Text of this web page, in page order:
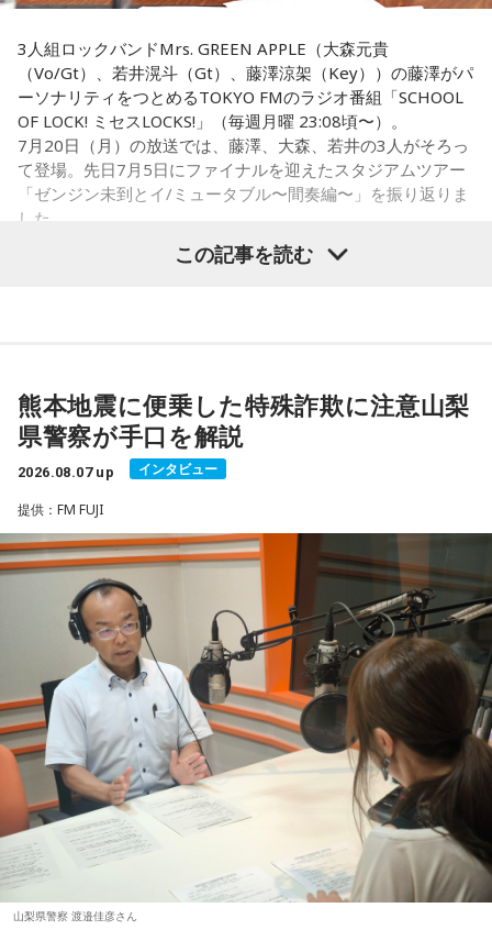
このことから、寅の日は次のようなタイミングに選ぶ人もい
ます。
・財布を新調する
・財布を使い始める
・銀行口座を開設する
・旅行や出張へ出発する
・新しい挑戦を始める
一方で、「戻る」という意味合いから、結婚や結納などのお
寅の日は、お金に関する縁起の良い日として知られているこ
とから、財布を購入したり、使い始めたりするタイミングと
して選ぶ人もいます。
「お金が無事に戻ってくる」という言い伝えに由来するもの
で、開運アクションとして親しまれている考え方です。
ただし、財布を新調したからといって金運の上昇が保証され
るわけではありません。あくまでも縁起担ぎとして取り入れ
られている習慣です。
■2026年8月8日に宝くじを買うのは？
寅の日は、金運にまつわる吉日として紹介されることが多い
ため、宝くじを購入するタイミングとして意識する人もいま
す。
一方で、宝くじの当選を保証するものではありません。「縁
起の良い日に買いたい」という気持ちから、暦を参考にする
人もいるという考え方です。
3人組ロックバンドMrs. GREEN APPLE（大森元貴
（Vo/Gt）、若井滉斗（Gt）、藤澤涼架（Key））の藤澤がパ
ーソナリティをつとめるTOKYO FMのラジオ番組「SCHOOL
OF LOCK! ミセスLOCKS!」（毎週月曜 23:08頃〜）。
7月20日（月）の放送では、藤澤、大森、若井の3人がそろっ
て登場。先日7月5日にファイナルを迎えたスタジアムツアー
「ゼンジン未到とイ/ミュータブル〜間奏編〜」を振り返りま
した。
＜リスナーからのメッセージ＞
ミセス先生、こんばんは！ 7月5日のファイナルに参戦しまし
た！ 私にとって初めての「ゼンジン」シリーズだったので、
参加できて本当に良かったです。演奏が本当にかっこよく
セラ」の時の花火は相性が良すぎて、思わず泣いてしまいま
した。帰り道もプレイリストを聴きながら帰っていたのです
がその余韻でまたウルウルしてしまいました。最高の景色と
最高の演奏を、本当にありがとうございました。（埼玉県 18
歳 女の子）
大森：ありがとうございます！ 花火すごかったですね！
若井：すごかったよ！ ステージからの景色も花火も最高でし
たけれど。
藤澤：そうだよね！
大森：「ダーリン」で、本編ラストで花火が上がるというの
は結構すごいです。「ケセラセラ」って今まででも花火が上
がったりというか、大きい演出ってすごく親和性があると思
この記事を読む
熊本地震に便乗した特殊詐欺に注意山梨
県警察が手口を解説
2026.08.07 up インタビュー
提供：FM FUJI
山梨県警察 渡邉佳彦さん